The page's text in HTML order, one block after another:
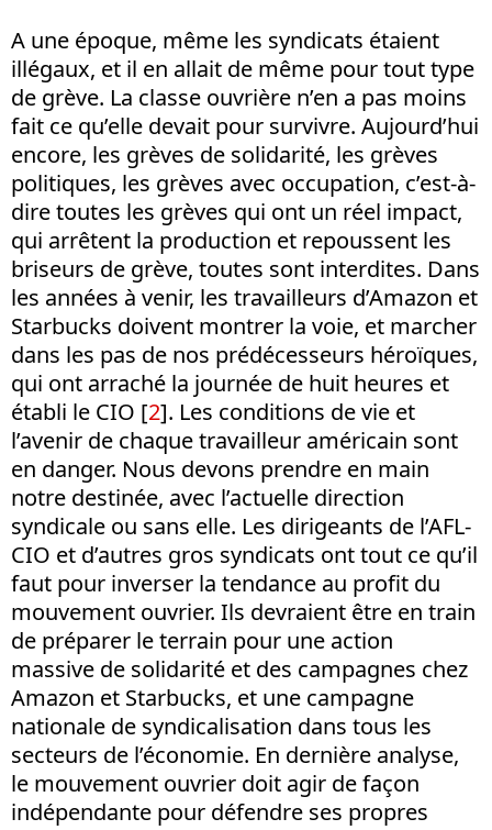
A une époque, même les syndicats étaient
illégaux, et il en allait de même pour tout type
de grève. La classe ouvrière n’en a pas moins
fait ce qu’elle devait pour survivre. Aujourd’hui
encore, les grèves de solidarité, les grèves
politiques, les grèves avec occupation, c’est-à-
dire toutes les grèves qui ont un réel impact,
qui arrêtent la production et repoussent les
briseurs de grève, toutes sont interdites. Dans
les années à venir, les travailleurs d’Amazon et
Starbucks doivent montrer la voie, et marcher
dans les pas de nos prédécesseurs héroïques,
qui ont arraché la journée de huit heures et
établi le CIO [2]. Les conditions de vie et
l’avenir de chaque travailleur américain sont
en danger. Nous devons prendre en main
notre destinée, avec l’actuelle direction
syndicale ou sans elle. Les dirigeants de l’AFL-
CIO et d’autres gros syndicats ont tout ce qu’il
faut pour inverser la tendance au profit du
mouvement ouvrier. Ils devraient être en train
de préparer le terrain pour une action
massive de solidarité et des campagnes chez
Amazon et Starbucks, et une campagne
nationale de syndicalisation dans tous les
secteurs de l’économie. En dernière analyse,
le mouvement ouvrier doit agir de façon
indépendante pour défendre ses propres